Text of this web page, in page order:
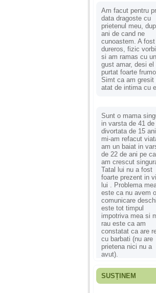
Am facut pentru
data dragoste cu
prietenul meu,
ani de cand ne
cunoastem. A fost
dureros, fizic
si am ramas cu un
gust amar, desi el
purtat foarte
Simt ca am gresit
atat de intima cu el.
Sunt o mama
in varsta de 41 de
divortata de 15
mi-am refacut
am un baiat in
de 22 de ani pe
am crescut
Tatal lui nu a fost
foarte prezent in
lui . Problema
este ca nu avem o
comunicare
este tot timpul
impotriva mea si
rau este ca am
constatat ca are
cu barbati (nu are
prietena nici nu a
avut).
Fiica mea s-a
SUSȚINEM